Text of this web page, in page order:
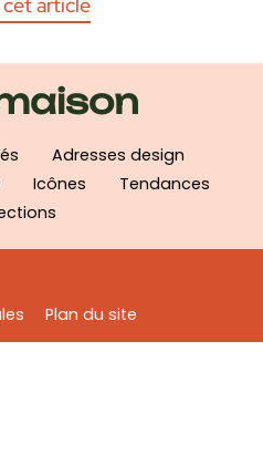
Adresses design
Icônes
Tendances
Plan du site